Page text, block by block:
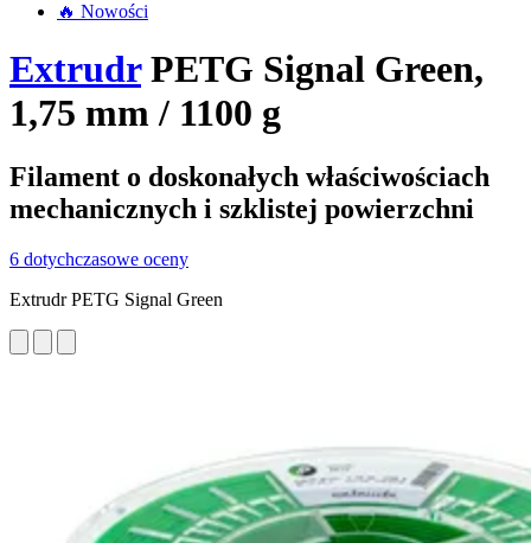
🔥 Nowości
ExtrudrPETG Signal Green,
1,75 mm / 1100 g
Filament o doskonałych właściwościach
mechanicznych i szklistej powierzchni
6 dotychczasowe oceny
Extrudr PETG Signal Green